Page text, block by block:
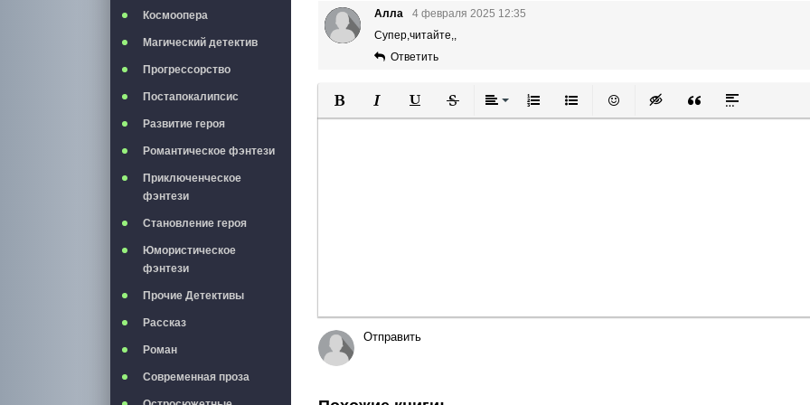
Космоопера
Магический детектив
Прогрессорство
Постапокалипсис
Развитие героя
Романтическое фэнтези
Приключенческое
фэнтези
Становление героя
Юмористическое
фэнтези
Прочие Детективы
Рассказ
Роман
Современная проза
Алла
4 февраля 2025 12:35
Супер,читайте,,
Ответить
Полужирный
КурсивПодчеркнутый
ЗачеркнутыйВыравнивание
Нумерованный список
Маркированный список
Вставить смайлик
Вставка скрытого текста
Вставка цитаты
Вставка
Отправить